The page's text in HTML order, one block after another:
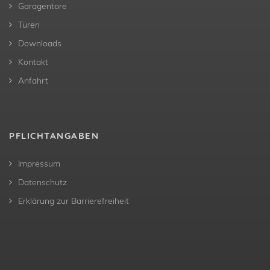
Garagentore
Türen
Downloads
Kontakt
Anfahrt
PFLICHTANGABEN
Impressum
Datenschutz
Erklärung zur Barrierefreiheit